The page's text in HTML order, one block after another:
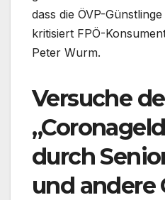
dass die ÖVP-
kritisiert FPÖ-
Peter Wurm.
Versuche
durch
und andere